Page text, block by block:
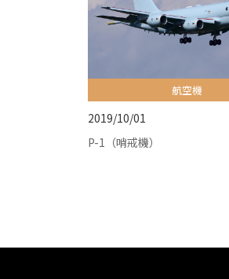
航空機
2019/10/01
P-1（哨戒機）